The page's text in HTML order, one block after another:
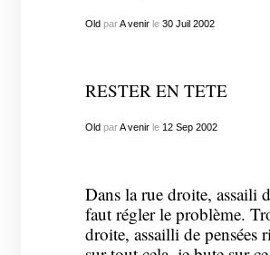
OldparA venirle 30 Juil 2002
RESTER EN TETE
OldparA venirle 12 Sep 2002
Dans la rue droite, assaili
faut régler le problème.
droite, assailli de pensées